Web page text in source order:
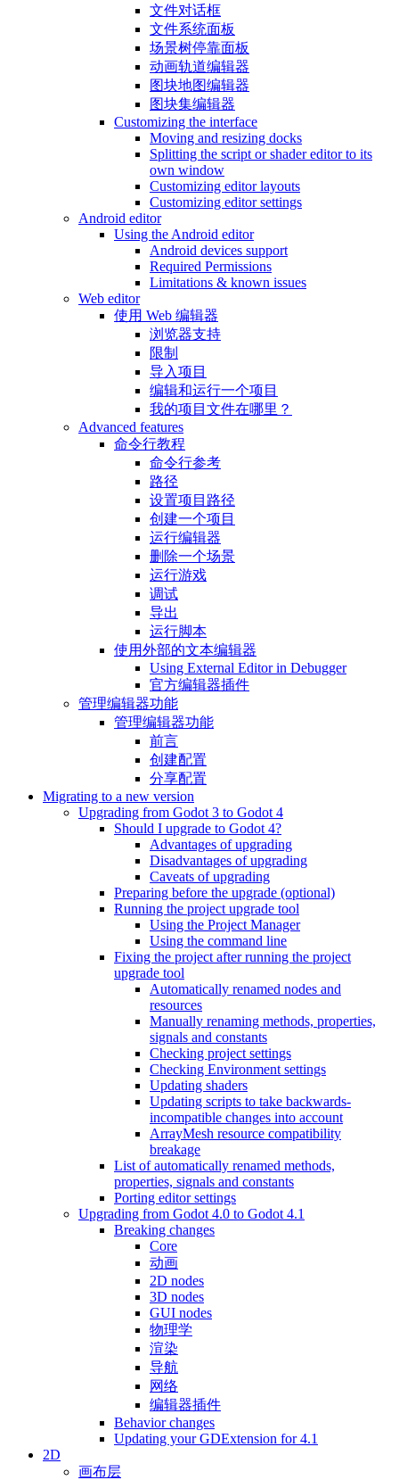
文件对话框
文件系统面板
场景树停靠面板
动画轨道编辑器
图块地图编辑器
图块集编辑器
Customizing the interface
Moving and resizing docks
Splitting the script or shader editor to its
own window
Customizing editor layouts
Customizing editor settings
Android editor
Using the Android editor
Android devices support
Required Permissions
Limitations & known issues
Web editor
使用 Web 编辑器
浏览器支持
限制
导入项目
编辑和运行一个项目
我的项目文件在哪里？
Advanced features
命令行教程
命令行参考
路径
设置项目路径
创建一个项目
运行编辑器
删除一个场景
运行游戏
调试
导出
运行脚本
使用外部的文本编辑器
Using External Editor in Debugger
官方编辑器插件
管理编辑器功能
管理编辑器功能
前言
创建配置
分享配置
Migrating to a new version
Upgrading from Godot 3 to Godot 4
Should I upgrade to Godot 4?
Advantages of upgrading
Disadvantages of upgrading
Caveats of upgrading
Preparing before the upgrade (optional)
Running the project upgrade tool
Using the Project Manager
Using the command line
Fixing the project after running the project
upgrade tool
Automatically renamed nodes and
resources
Manually renaming methods, properties,
signals and constants
Checking project settings
Checking Environment settings
Updating shaders
Updating scripts to take backwards-
incompatible changes into account
ArrayMesh resource compatibility
breakage
List of automatically renamed methods,
properties, signals and constants
Porting editor settings
Upgrading from Godot 4.0 to Godot 4.1
Breaking changes
Core
动画
2D nodes
3D nodes
GUI nodes
物理学
渲染
导航
网络
编辑器插件
Behavior changes
Updating your GDExtension for 4.1
2D
画布层